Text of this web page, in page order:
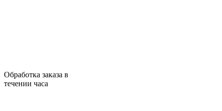
Обработка заказа в
течении часа